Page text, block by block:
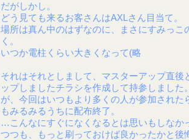
だがしかし。
どう見ても来るお客さんはAXLさん目当て。
場所は真ん中のはずなのに、まさにすみっこ
く。
いつか電柱くらい大きくなって(略
それはそれとしまして、マスターアップ直後
ップしましたチラシを作成して持参しました
が、今回はいつもより多くの人が参加された
もみるみるうちに配布終了。
…こんなにすぐになくなるとは思いもしなか
つつも、もっと刷っておけば良かったかと後